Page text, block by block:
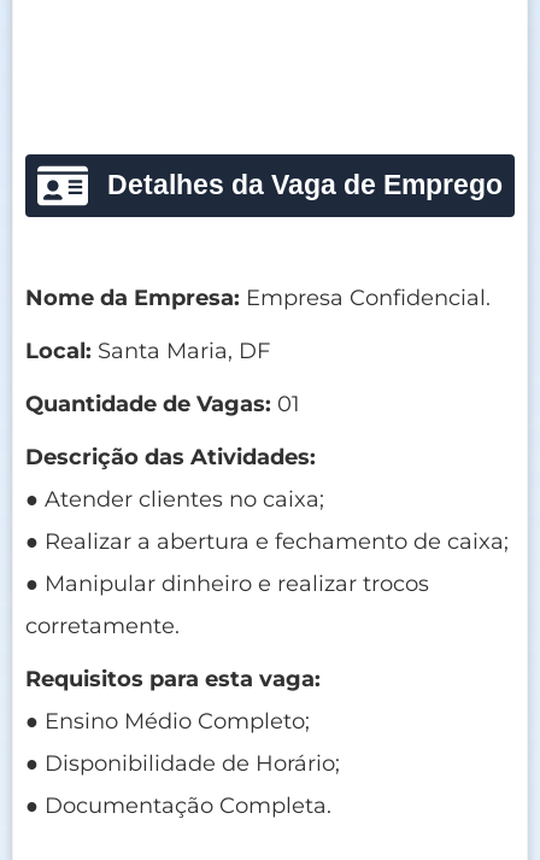
Detalhes da Vaga de Emprego
Nome da Empresa: Empresa Confidencial.
Local: Santa Maria, DF
Quantidade de Vagas: 01
Descrição das Atividades:
● Atender clientes no caixa;
● Realizar a abertura e fechamento de caixa;
● Manipular dinheiro e realizar trocos
corretamente.
Requisitos para esta vaga:
● Ensino Médio Completo;
● Disponibilidade de Horário;
● Documentação Completa.